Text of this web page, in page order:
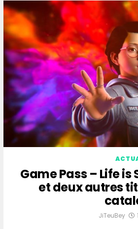
Game Pass – Life
et deux autres
JiTeuBey